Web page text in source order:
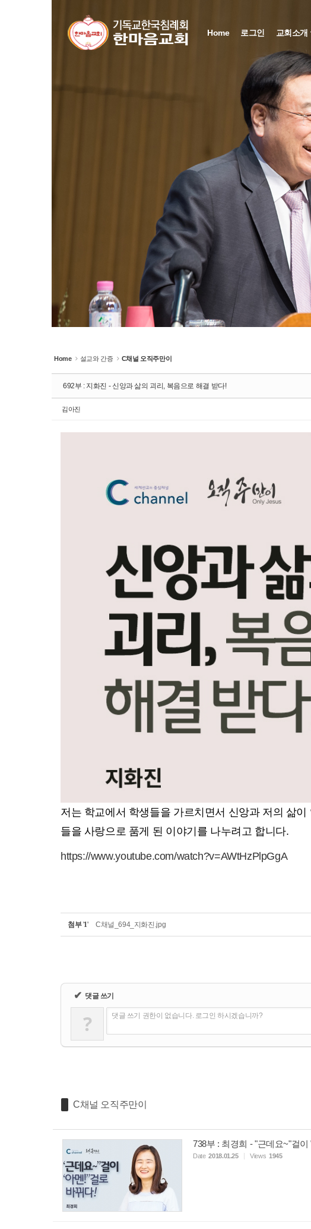
Home 로그인 교회소개
Home 설교와 간증 C채널 오직주만이
692부 : 지화진 - 신앙과 삶의 괴리, 복음으로 해결 받다!
김아진
저는 학교에서 학생들을 가르치면서 신앙과 저의 삶
들을 사랑으로 품게 된 이야기를 나누려고 합니다.
https://www.youtube.com/watch?v=AWtHzPlpGgA
첨부'1' C채널_694_지화진.jpg
✔ 댓글 쓰기
? 댓글 쓰기 권한이 없습니다. 로그인 하시겠습니까?
C채널 오직주만이
738부 : 최경희 - "근데요~"걸
Date 2018.01.25 Views 1945